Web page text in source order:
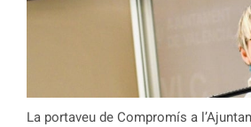
La portaveu de Compromís a